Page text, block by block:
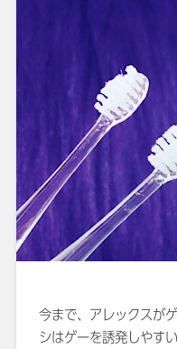
今まで、アレックスが
シはゲーを誘発しやす